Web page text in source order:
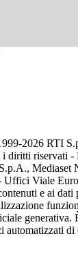
2026 RTI
diritti riservati -
Mediaset
Uffici Viale
e ai dati
generativa.
automatizzati di